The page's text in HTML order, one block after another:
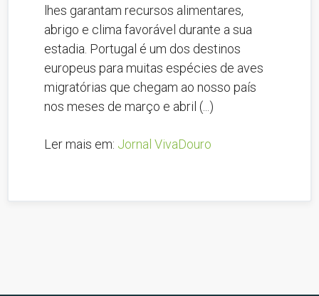
lhes garantam recursos alimentares,
abrigo e clima favorável durante a sua
estadia. Portugal é um dos destinos
europeus para muitas espécies de aves
migratórias que chegam ao nosso país
nos meses de março e abril (...)
Ler mais em: Jornal VivaDouro